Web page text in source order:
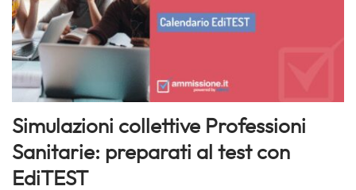
Simulazioni collettive Professioni
Sanitarie: preparati al test con
EdiTEST